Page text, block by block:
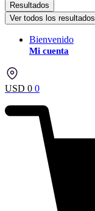
Resultados
Ver todos los resultados
Bienvenido
Mi cuenta
USD 0 0